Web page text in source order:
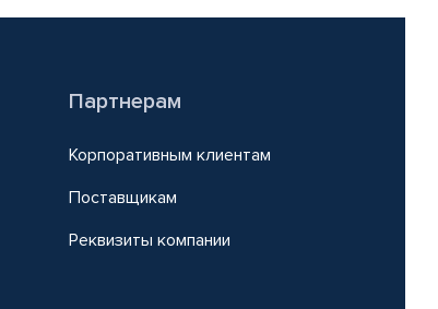
Партнерам
Корпоративным клиентам
Поставщикам
Реквизиты компании